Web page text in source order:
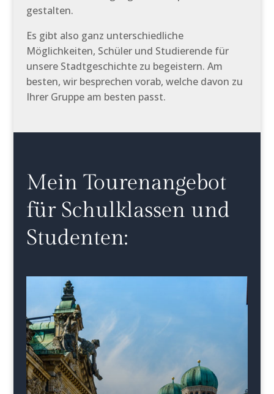
gestalten.
Es gibt also ganz unterschiedliche
Möglichkeiten, Schüler und Studierende für
unsere Stadtgeschichte zu begeistern. Am
besten, wir besprechen vorab, welche davon zu
Ihrer Gruppe am besten passt.
Mein Tourenangebot
für Schulklassen und
Studenten: